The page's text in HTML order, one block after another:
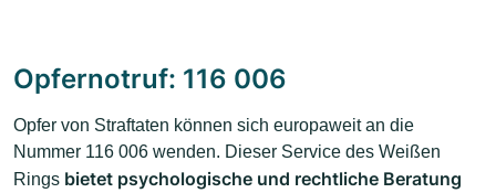
Opfernotruf: 116 006
Opfer von Straftaten können sich europaweit an die
Nummer 116 006 wenden. Dieser Service des Weißen
Rings bietet psychologische und rechtliche Beratung